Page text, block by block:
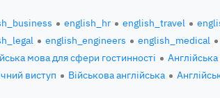
english_hr english_travel
english_engineers english_medical
мова для сфери гостинності
виступ
Військова англійська